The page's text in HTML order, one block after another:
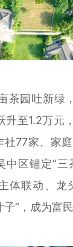
茶园吐新绿
升至1.2万元
社77家、家
区锚定“三
体联动、龙
”，成为富民